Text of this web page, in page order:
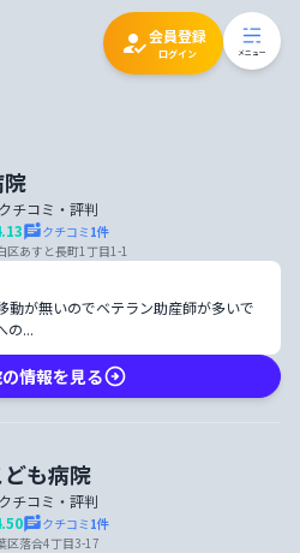
会員登録
ログイン メニュー
チコミ・評判
クチコミ 1件
区あすと長町1丁目1-1
動が無いのでベテラン助産師が多いで
の...
情報を見る
も病院
チコミ・評判
クチコミ 1件
区落合4丁目3-17